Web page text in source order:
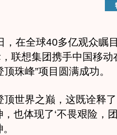
在全球40多亿观众瞩
联想集团携手中国移动
珠峰”项目圆满成功。
世界之巅，这既诠释了
，也体现了‘不畏艰险，